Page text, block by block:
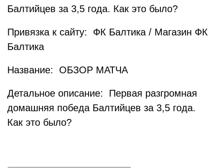
Балтийцев за 3,5 года. Как это было?
Привязка к сайту: ФК Балтика / Магазин ФК
Балтика
Название: ОБЗОР МАТЧА
Детальное описание: Первая разгромная
домашняя победа Балтийцев за 3,5 года.
Как это было?